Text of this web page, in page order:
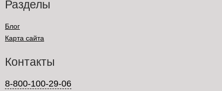
Разделы
Блог
Карта сайта
Контакты
8-800-100-29-06